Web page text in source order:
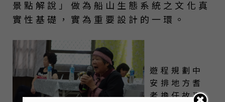
景點解說」做為船山生態系統之文化真
實性基礎，實為重要設計的一環。
遊程規劃中
安排地方耆
老擔任故事